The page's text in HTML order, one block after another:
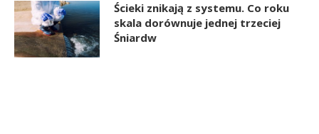
Ścieki znikają z systemu. Co roku
skala dorównuje jednej trzeciej
Śniardw